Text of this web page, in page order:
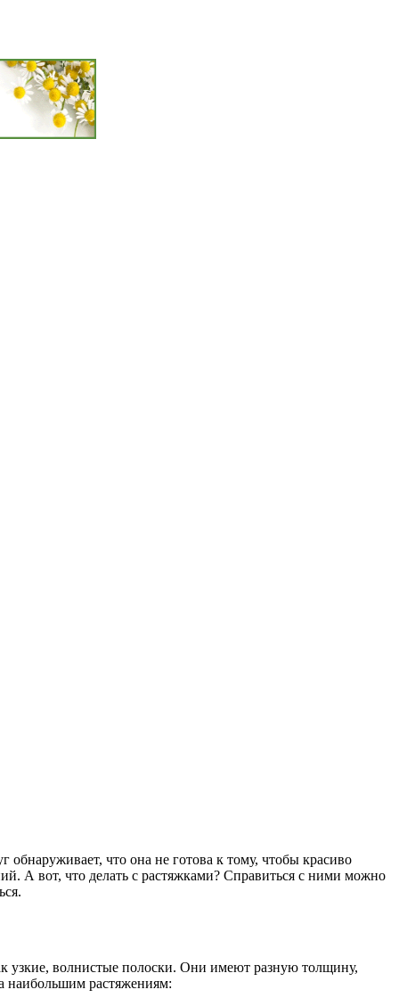
обнаруживает, что она не готова к тому, чтобы красиво
А вот, что делать с растяжками? Справиться с ними можно
узкие, волнистые полоски. Они имеют разную толщину,
наибольшим растяжениям: